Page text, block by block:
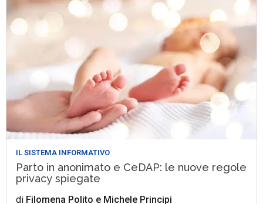
IL SISTEMA INFORMATIVO
Parto in anonimato e CeDAP: le nuove regole
privacy spiegate
di Filomena Polito e Michele Principi